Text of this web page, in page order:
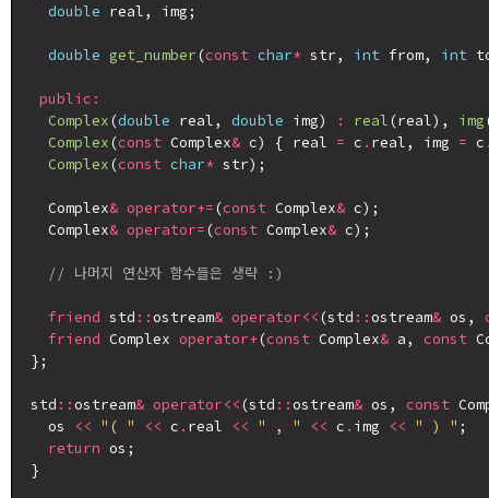
double real, img;
double get_number (const char* str, int from, int
public:
Complex (double real, double img) : real (real), img
Complex (const Complex& c) { real = c . real, img = c
Complex (const char* str);
  Complex
& operator+= (const Complex& c);
  Complex
& operator= (const Complex& c);
// 나머지 연산자 함수들은 생략 :)
friend std ::ostream& operator<< (std ::ostream& os,
friend Complex operator+(const Complex& a, const
};
std ::ostream& operator<< (std ::ostream& os, const
  os
<< "( " << c . real << " , " << c . img << " ) " ;
return os;
}